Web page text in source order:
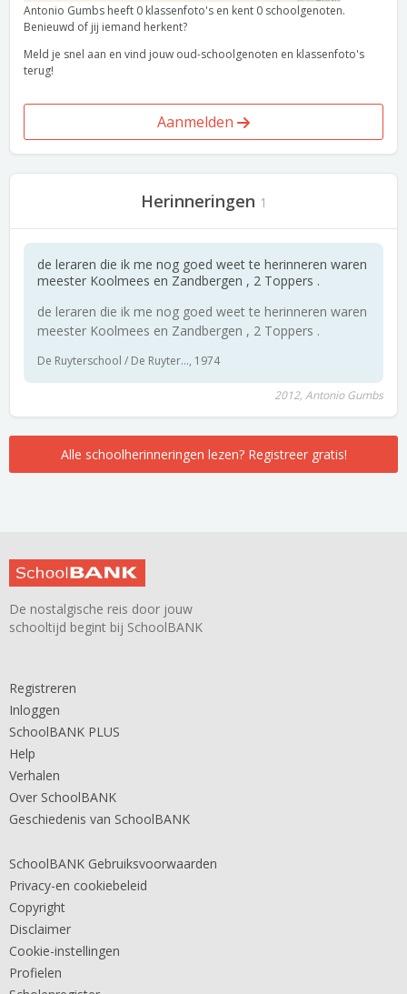
Antonio Gumbs heeft 0 klassenfoto's en kent 0 schoolgenoten.
Benieuwd of jij iemand herkent?
Meld je snel aan en vind jouw oud-schoolgenoten en klassenfoto's
terug!
Aanmelden
Herinneringen 1
de leraren die ik me nog goed weet te herinneren waren
meester Koolmees en Zandbergen , 2 Toppers .
de leraren die ik me nog goed weet te herinneren waren
meester Koolmees en Zandbergen , 2 Toppers .
De Ruyterschool / De Ruyter..., 1974
2012, Antonio Gumbs
Alle schoolherinneringen lezen? Registreer gratis!
De nostalgische reis door jouw
schooltijd begint bij SchoolBANK
Registreren
Inloggen
SchoolBANK PLUS
Help
Verhalen
Over SchoolBANK
Geschiedenis van SchoolBANK
SchoolBANK Gebruiksvoorwaarden
Privacy-en cookiebeleid
Copyright
Disclaimer
Cookie-instellingen
Profielen